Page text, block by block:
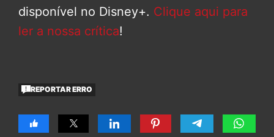
disponível no Disney+. Clique aqui para
ler a nossa crítica!
REPORTAR ERRO